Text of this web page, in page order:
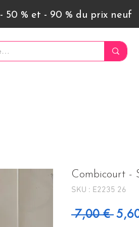
50 % et - 90 % du prix neuf
Combicourt -
SKU : E2235 26
7,00 € Prix